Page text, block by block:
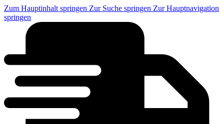
Zum Hauptinhalt springen Zur Suche springen Zur Hauptnavigation
springen